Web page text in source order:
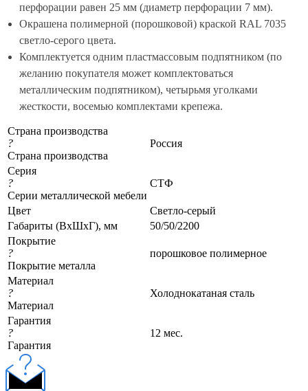
перфорации равен 25 мм (диаметр перфорации 7 мм).
Окрашена полимерной (порошковой) краской RAL 7035
светло-серого цвета.
Комплектуется одним пластмассовым подпятником (по
желанию покупателя может комплектоваться
металлическим подпятником), четырьмя уголками
жесткости, восемью комплектами крепежа.
Страна производства
?
Страна производства
Россия
Серия
?
Серии металлической мебели
СТФ
Цвет
Светло-серый
Габариты (ВхШхГ), мм
50/50/2200
Покрытие
?
Покрытие металла
порошковое полимерное
Материал
?
Материал
Холоднокатаная сталь
Гарантия
?
Гарантия
12 мес.